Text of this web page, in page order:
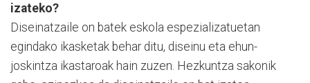
izateko?
Diseinatzaile on batek eskola espezializatuetan
egindako ikasketak behar ditu, diseinu eta ehun-
joskintza ikastaroak hain zuzen. Hezkuntza sakonik